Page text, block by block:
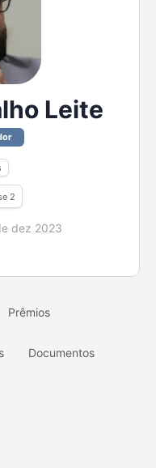
Leite
2
dez 2023
Prêmios
Documentos